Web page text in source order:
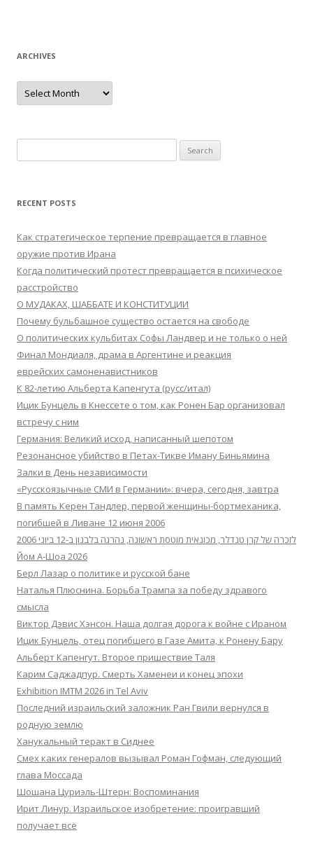
ARCHIVES
Archives
for:
RECENT POSTS
Как стратегическое терпение превращается в главное
оружие против Ирана
Когда политический протест превращается в психическое
расстройство
О МУДАКАХ, ШАББАТЕ И КОНСТИТУЦИИ
Почему бульбашное существо остается на свободе
О политических кульбитах Софы Ландвер и не только о ней
Финал Мондиаля, драма в Аргентине и реакция
еврейских самоненавистников
К 82-летию Альберта Капенгута (русс/итал)
Ицик Бунцель в Кнессете о том, как Ронен Бар организовал
встречу с ним
Германия: Великий исход, написанный шепотом
Резонансное убийство в Петах-Тикве Иману Биньямина
Залки в День независимости
«Русскоязычные СМИ в Германии»: вчера, сегодня, завтра
В память Керен Тандлер, первой женщины-бортмеханика,
погибшей в Ливане 12 июня 2006
לזכרה של קרן טנדלר, מכונאית מוטסת ראשונה, נהרגה בלבנון ב-12 ביוני 2006
Йом А-Шоа 2026
Берл Лазар о политике и русской бане
Наталья Плюснина. Борьба Трампа за победу здравого
смысла
Виктор Дэвис Хэнсон. Наша долгая дорога к войне с Ираном
Ицик Бунцель, отец погибшего в Газе Амита, к Ронену Бару
Альберт Капенгут. Второе пришествие Таля
Карим Саджадпур. Смерть Хаменеи и конец эпохи
Exhibition IMTM 2026 in Tel Aviv
Последний израильский заложник Ран Гвили вернулся в
родную землю
Ханукальный теракт в Сиднее
Смех каких генералов вызывал Роман Гофман, следующий
глава Моссада
Шошана Цуриэль-Штерн: Воспоминания
Ирит Линур. Израильское изобретение: проигравший
получает всё